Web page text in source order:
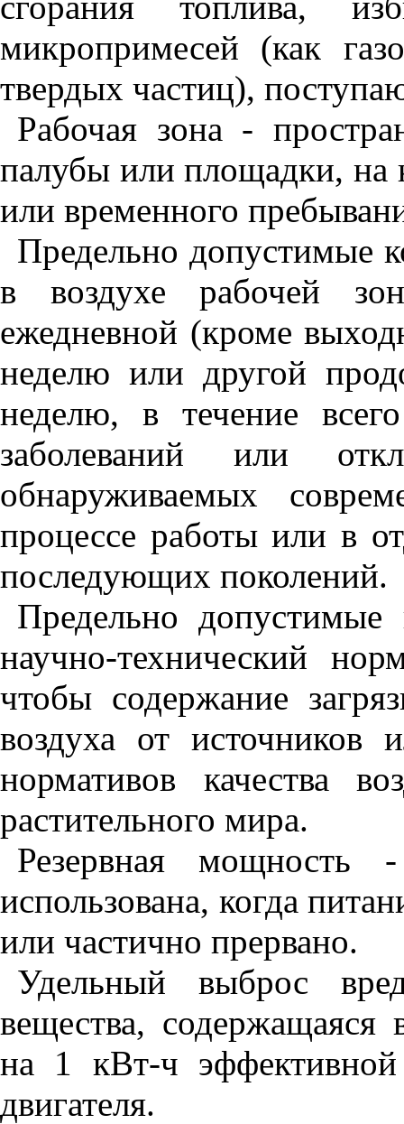
микропримесей (как
твердых частиц),
Рабочая зона -
палубы или площадки, на
или временного
Предельно допустимые
в воздухе рабочей
ежедневной (кроме
неделю или другой
неделю, в течение
заболеваний или
обнаруживаемых
процессе работы или в
последующих поколений.
Предельно
научно-технический
чтобы содержание
воздуха от источников
нормативов качества
растительного мира.
Резервная
использована, когда
или частично прервано.
Удельный выброс
вещества, содержащаяся
на 1 кВт-ч эффективной
двигателя.